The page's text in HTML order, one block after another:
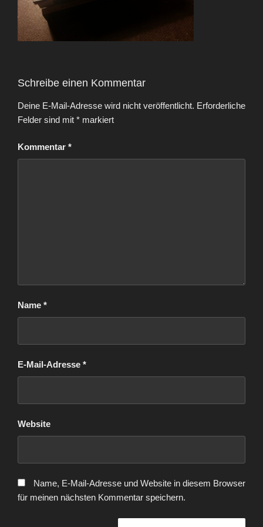
Schreibe einen Kommentar
Deine E-Mail-Adresse wird nicht veröffentlicht. Erforderliche
Felder sind mit * markiert
Kommentar *
Name *
E-Mail-Adresse *
Website
Name, E-Mail-Adresse und Website in diesem Browser
für meinen nächsten Kommentar speichern.